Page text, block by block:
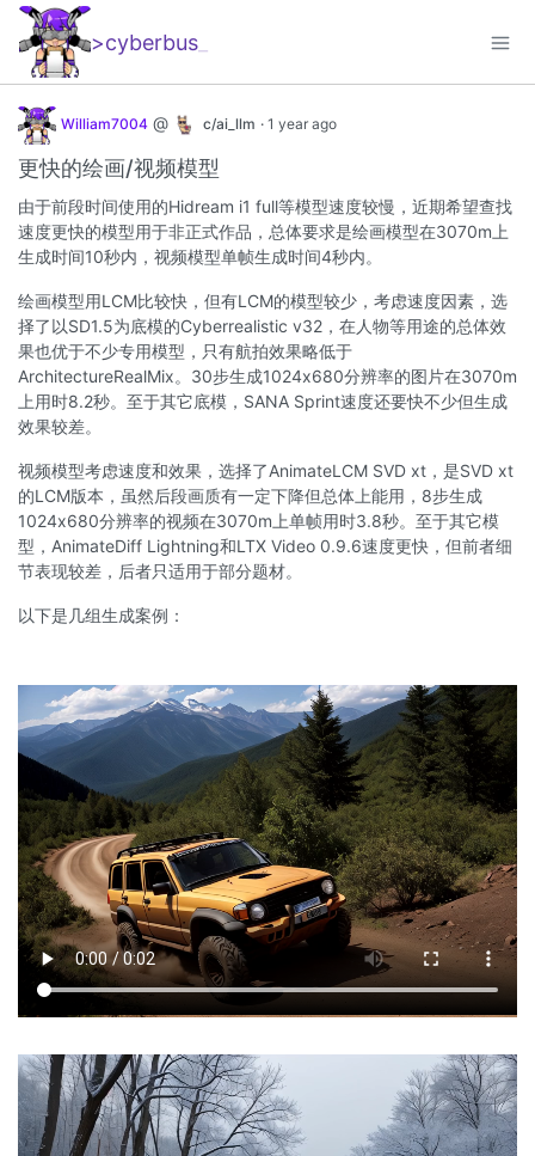
>cyberbus
William7004 @ c/ai_llm · 1 year ago
更快的绘画/视频模型
由于前段时间使用的Hidream i1 full等模型速度较慢，近期希望查找
速度更快的模型用于非正式作品，总体要求是绘画模型在3070m上
生成时间10秒内，视频模型单帧生成时间4秒内。
绘画模型用LCM比较快，但有LCM的模型较少，考虑速度因素，选
择了以SD1.5为底模的Cyberrealistic v32，在人物等用途的总体效
果也优于不少专用模型，只有航拍效果略低于
ArchitectureRealMix。30步生成1024x680分辨率的图片在3070m
上用时8.2秒。至于其它底模，SANA Sprint速度还要快不少但生成
效果较差。
视频模型考虑速度和效果，选择了AnimateLCM SVD xt，是SVD xt
的LCM版本，虽然后段画质有一定下降但总体上能用，8步生成
1024x680分辨率的视频在3070m上单帧用时3.8秒。至于其它模
型，AnimateDiff Lightning和LTX Video 0.9.6速度更快，但前者细
节表现较差，后者只适用于部分题材。
以下是几组生成案例：